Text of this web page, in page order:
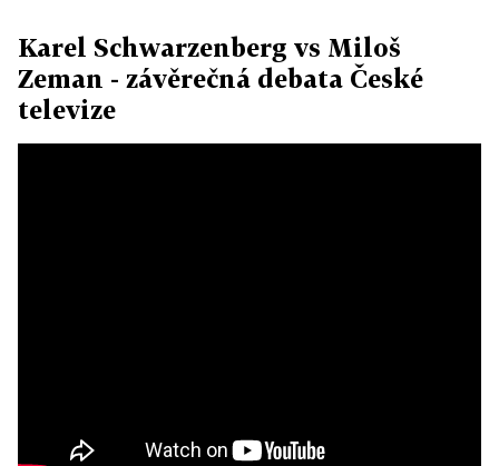
Karel Schwarzenberg vs Miloš
Zeman - závěrečná debata České
televize